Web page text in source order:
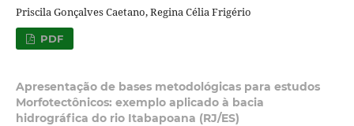
Priscila Gonçalves Caetano, Regina Célia Frigério
PDF
Apresentação de bases metodológicas para estudos
Morfotectônicos: exemplo aplicado à bacia
hidrográfica do rio Itabapoana (RJ/ES)